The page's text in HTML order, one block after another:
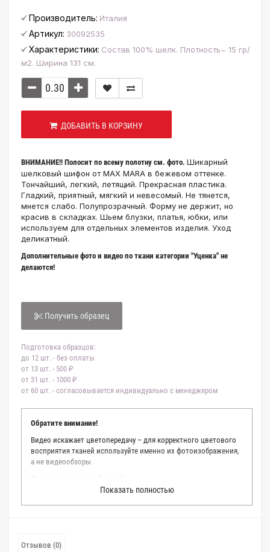
Производитель: Италия
Артикул: 30092535
Характеристики: Состав 100% шелк. Плотность~ 15 гр/
м2. Ширина 131 см.
ДОБАВИТЬ В КОРЗИНУ
ВНИМАНИЕ!! Полосит по всему полотну см. фото. Шикарный
шелковый шифон от MAX MARA в бежевом оттенке.
Тончайший, легкий, летящий. Прекрасная пластика.
Гладкий, приятный, мягкий и невесомый. Не тянется,
мнется слабо. Полупрозрачный. Форму не держит, но
красив в складках. Шьем блузки, платья, юбки, или
используем для отдельных элементов изделия. Уход
деликатный.
Дополнительные фото и видео по ткани категории "Уценка" не
делаются!
Получить образец
Подготовка образцов:
до 12 шт. - без оплаты
от 13 шт. - 500 ₽
от 31 шт. - 1000 ₽
от 60 шт. - согласовывается индивидуально с менеджером
Обратите внимание!
Видео искажает цветопередачу – для корректного цветового
восприятия тканей используйте именно их фотоизображения,
а не видеообзоры.
Мы делаем все возможное, чтобы точно описать цвет каждой
ткани из нашего каталога. Мы осматриваем и фотографируем
точное соответствие цветов из-за одного простого факта:
Показать полностью
Отзывов (0)